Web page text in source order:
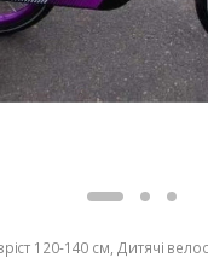
120-140 см, Дитячі